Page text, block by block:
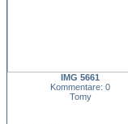
IMG 5661
Kommentare: 0
Tomy